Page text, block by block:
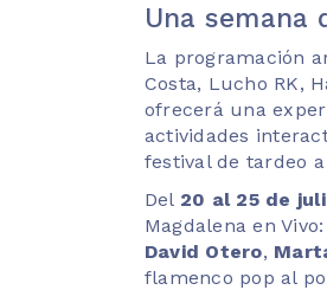
Una semana
La programación
Costa, Lucho RK,
ofrecerá una
actividades
festival de tardeo
Del 20 al 25 de
Magdalena en Vivo:
David Otero,
flamenco pop al